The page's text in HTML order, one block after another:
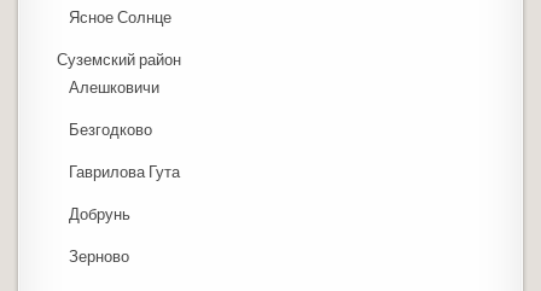
Ясное Солнце
Суземский район
Алешковичи
Безгодково
Гаврилова Гута
Добрунь
Зерново